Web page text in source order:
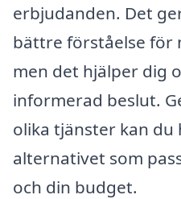
erbjudanden. Det
bättre förståelse för
men det hjälper dig
informerad beslut.
olika tjänster kan du
alternativet som
och din budget.